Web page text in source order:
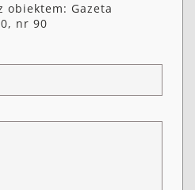
obiektem: Gazeta
nr 90